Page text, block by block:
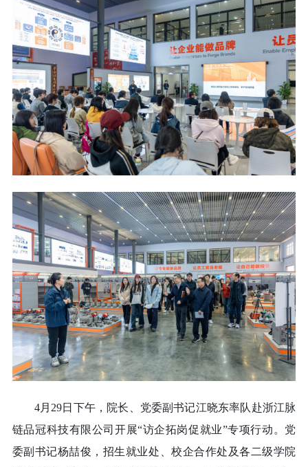
4月29日下午，院长、党委副书记江晓东率队赴浙江脉
链品冠科技有限公司开展“访企拓岗促就业”专项行动。党
委副书记杨喆俊，招生就业处、校企合作处及各二级学院